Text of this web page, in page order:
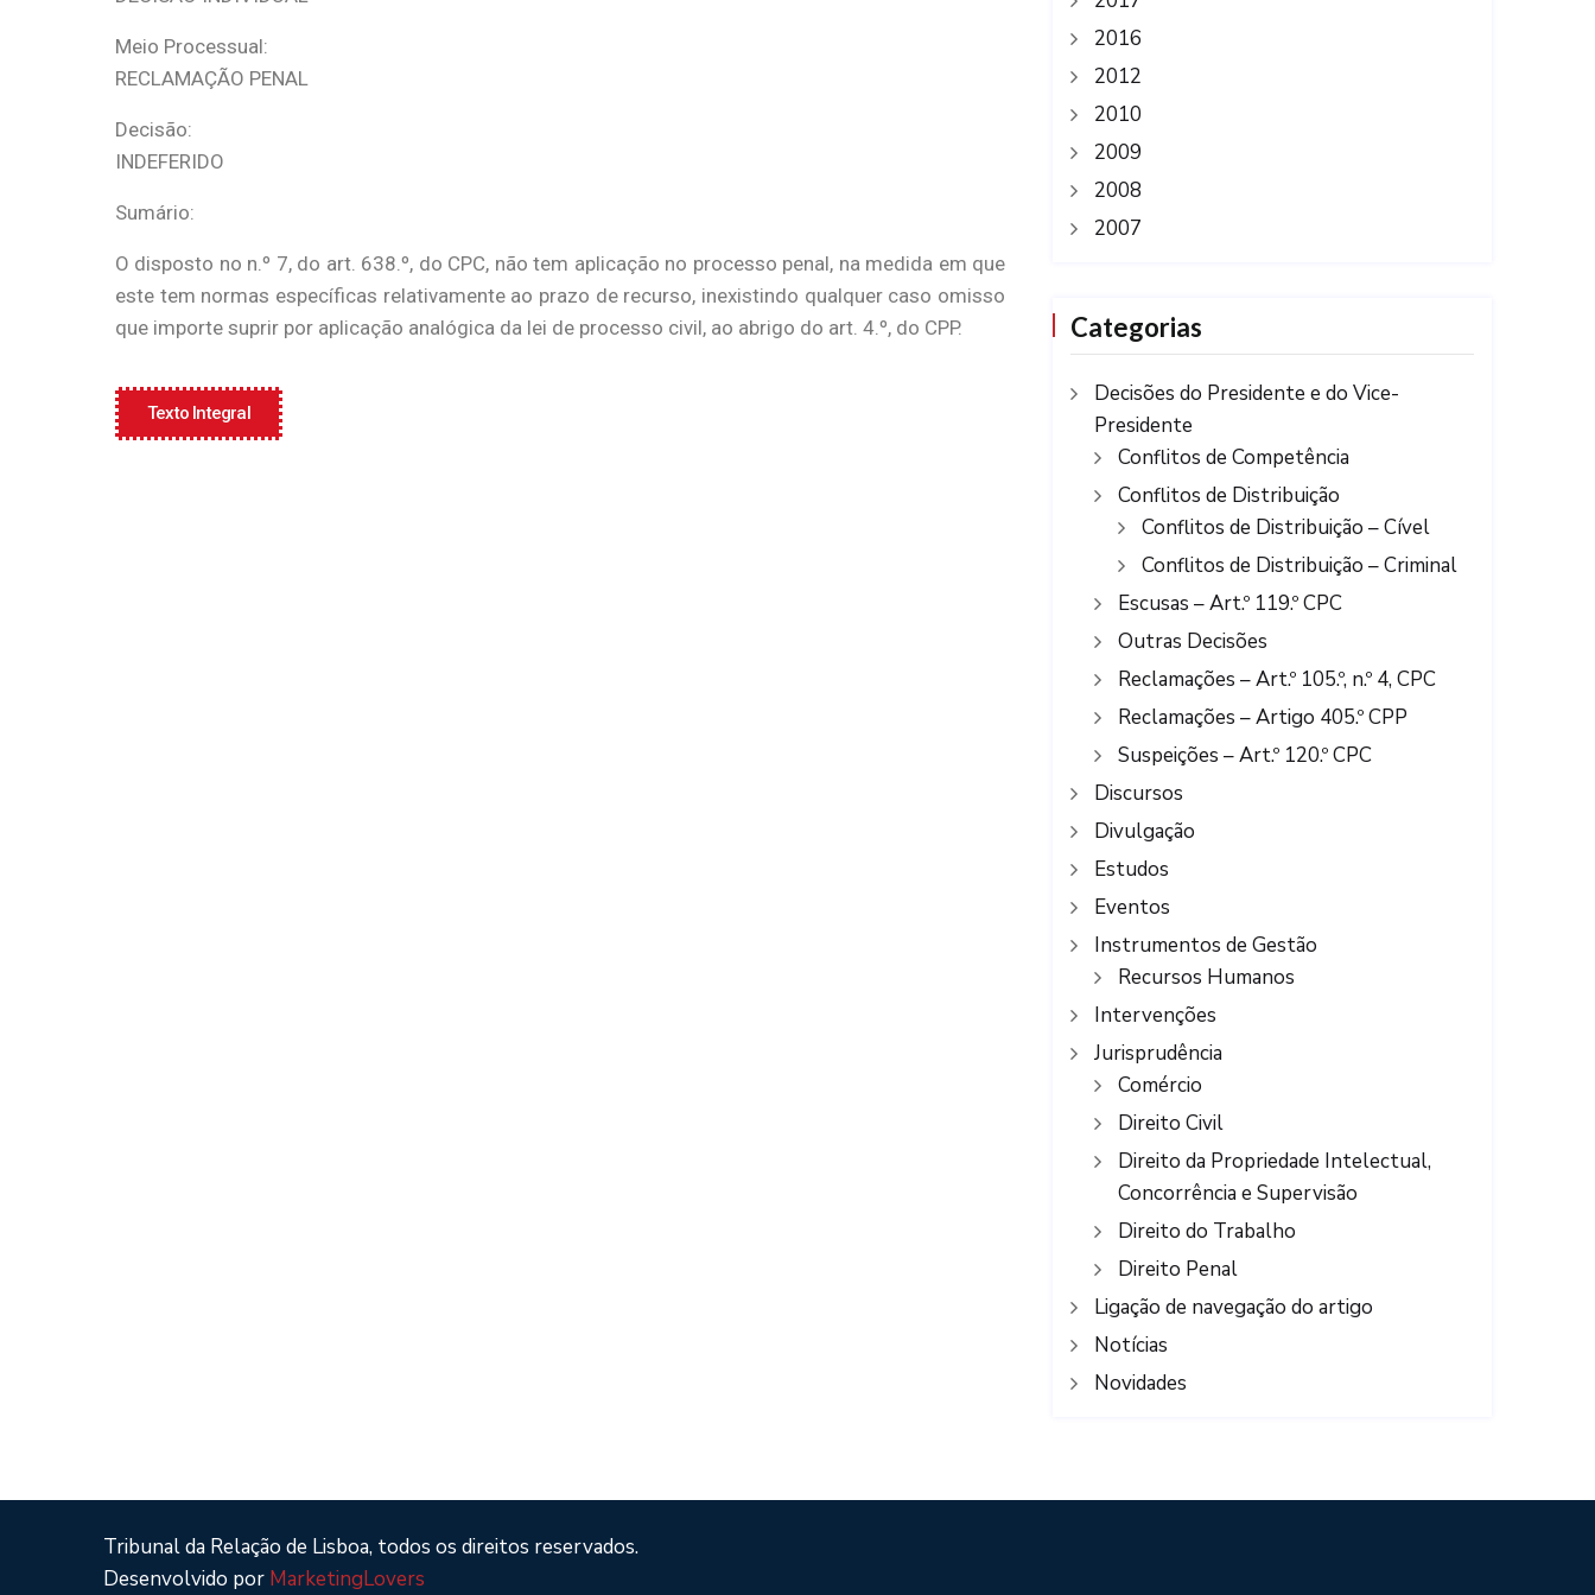
Meio Processual:
RECLAMAÇÃO PENAL
Decisão:
INDEFERIDO
Sumário:
O disposto no n.º 7, do art. 638.º, do CPC, não tem aplicação no processo penal, na medida em que
este tem normas específicas relativamente ao prazo de recurso, inexistindo qualquer caso omisso
que importe suprir por aplicação analógica da lei de processo civil, ao abrigo do art. 4.º, do CPP.
Texto Integral
2016
2012
2010
2009
2008
2007
Categorias
Decisões do Presidente e do Vice-
Presidente
Conflitos de Competência
Conflitos de Distribuição
Conflitos de Distribuição – Cível
Conflitos de Distribuição – Criminal
Escusas – Art.º 119.º CPC
Outras Decisões
Reclamações – Art.º 105.º, n.º 4, CPC
Reclamações – Artigo 405.º CPP
Suspeições – Art.º 120.º CPC
Discursos
Divulgação
Estudos
Eventos
Instrumentos de Gestão
Recursos Humanos
Intervenções
Jurisprudência
Comércio
Direito Civil
Direito da Propriedade Intelectual,
Concorrência e Supervisão
Direito do Trabalho
Direito Penal
Ligação de navegação do artigo
Notícias
Novidades
Tribunal da Relação de Lisboa, todos os direitos reservados.
Desenvolvido por MarketingLovers